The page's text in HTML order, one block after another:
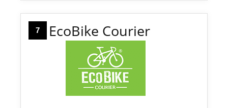
7 EcoBike Courier